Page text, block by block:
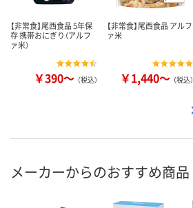
【非常食】尾西食品 5年保
存 携帯おにぎり（アルフ
ァ米）
￥390～ （税込）
【非常食】尾西食品 アルフ
ァ米
￥1,440～ （税込）
メーカーからのおすすめ商品